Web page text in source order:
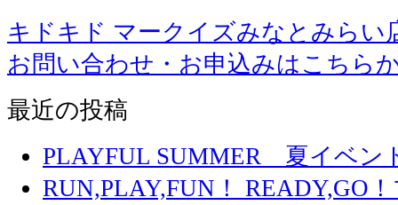
キドキド マークイズみなとみらい
お問い合わせ・お申込みはこちら
最近の投稿
PLAYFUL SUMMER 夏イベ
RUN,PLAY,FUN！ READY,GO